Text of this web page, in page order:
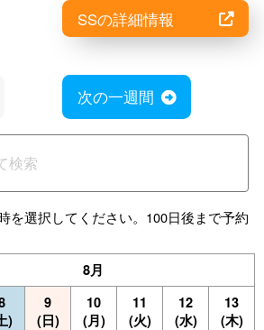
SSの詳細情報
次の一週間
を選択してください。100日後まで予約
8月
)
9
(日)
10
(月)
11
(火)
12
(水)
13
(木)